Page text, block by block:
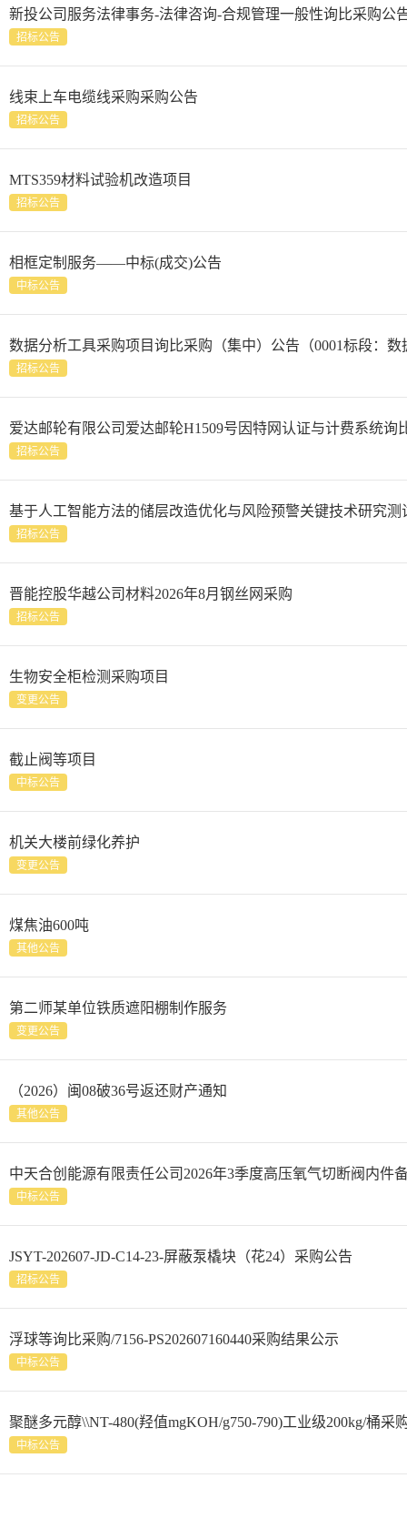
新投公司服务法律事务-法律咨询-合规管理一般性询比采购公
招标公告
线束上车电缆线采购采购公告
招标公告
MTS359材料试验机改造项目
招标公告
相框定制服务——中标(成交)公告
中标公告
数据分析工具采购项目询比采购（集中）公告（0001标段：
招标公告
爱达邮轮有限公司爱达邮轮H1509号因特网认证与计费系统询
招标公告
基于人工智能方法的储层改造优化与风险预警关键技术研究测
招标公告
晋能控股华越公司材料2026年8月钢丝网采购
招标公告
生物安全柜检测采购项目
变更公告
截止阀等项目
中标公告
机关大楼前绿化养护
变更公告
煤焦油600吨
其他公告
第二师某单位铁质遮阳棚制作服务
变更公告
（2026）闽08破36号返还财产通知
其他公告
中天合创能源有限责任公司2026年3季度高压氧气切断阀内件
中标公告
JSYT-202607-JD-C14-23-屏蔽泵橇块（花24）采购公告
招标公告
浮球等询比采购/7156-PS202607160440采购结果公示
中标公告
聚醚多元醇\\NT-480(羟值mgKOH/g750-790)工业级200kg/桶采
中标公告